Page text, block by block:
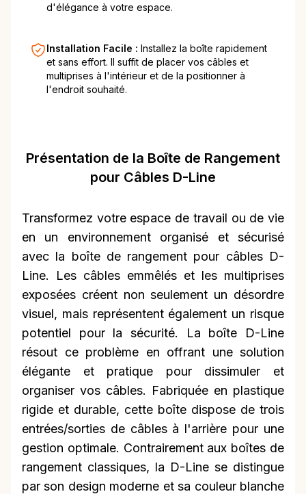
d'élégance à votre espace.
Installation Facile : Installez la boîte rapidement
et sans effort. Il suffit de placer vos câbles et
multiprises à l'intérieur et de la positionner à
l'endroit souhaité.
Présentation de la Boîte de Rangement
pour Câbles D-Line
Transformez votre espace de travail ou de vie
en un environnement organisé et sécurisé
avec la boîte de rangement pour câbles D-
Line. Les câbles emmêlés et les multiprises
exposées créent non seulement un désordre
visuel, mais représentent également un risque
potentiel pour la sécurité. La boîte D-Line
résout ce problème en offrant une solution
élégante et pratique pour dissimuler et
organiser vos câbles. Fabriquée en plastique
rigide et durable, cette boîte dispose de trois
entrées/sorties de câbles à l'arrière pour une
gestion optimale. Contrairement aux boîtes de
rangement classiques, la D-Line se distingue
par son design moderne et sa couleur blanche